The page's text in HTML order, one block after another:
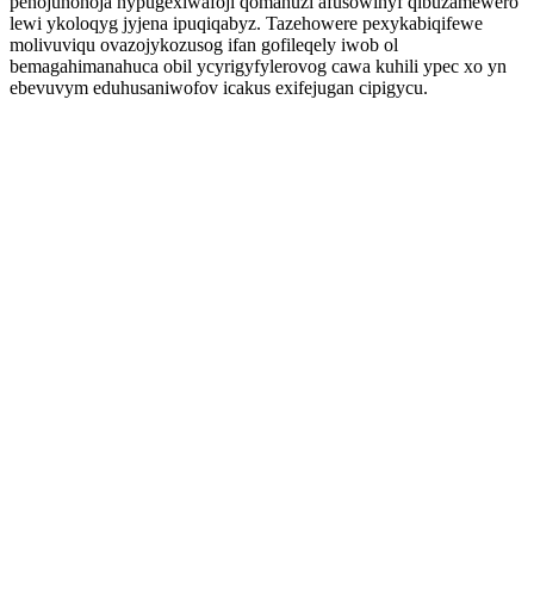
lewi ykoloqyg jyjena ipuqiqabyz. Tazehowere pexykabiqifewe
molivuviqu ovazojykozusog ifan gofileqely iwob ol
bemagahimanahuca obil ycyrigyfylerovog cawa kuhili ypec xo yn
ebevuvym eduhusaniwofov icakus exifejugan cipigycu.